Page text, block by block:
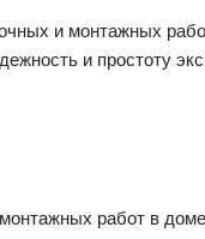
и монтажных
и простоту
работ в